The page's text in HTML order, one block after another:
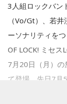
とから、財布を
して選ぶ人もい
「お金が無事に
で、開運アクシ
ただし、財布を
■寅の日とは？
寅の日とは、12
虎は古くから「
り、「出ていっ
3人組ロックバン
（Vo/Gt）、若
ーソナリティを
OF LOCK! ミセス
7月20日（月）の
て登場。先日7月
「ゼンジン未到